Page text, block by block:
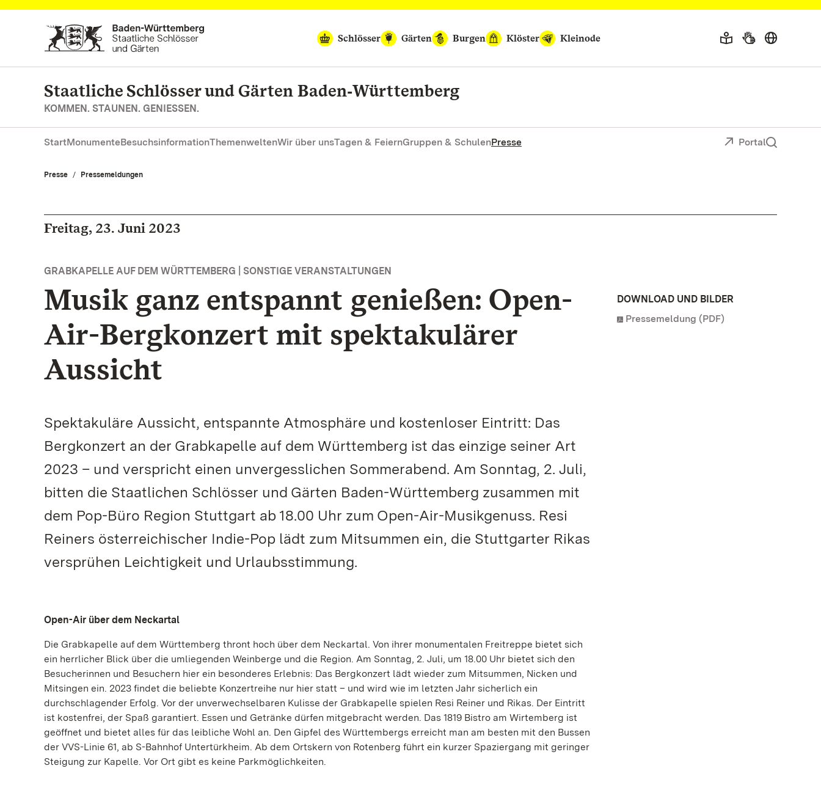
Zum Hauptinhalt springen
Schlösser
Gärten Burgen Klöster Kleinode
Staatliche Schlösser und Gärten Baden‑Württemberg
KOMMEN. STAUNEN. GENIESSEN.
StartMonumenteBesuchsinformationThemenweltenWir über unsTagen & FeiernGruppen & SchulenPresse Portal
Presse Pressemeldungen
Freitag, 23. Juni 2023
GRABKAPELLE AUF DEM WÜRTTEMBERG | SONSTIGE VERANSTALTUNGEN
Musik ganz entspannt genießen: Open-
Air-Bergkonzert mit spektakulärer
Aussicht
Spektakuläre Aussicht, entspannte Atmosphäre und kostenloser Eintritt: Das
Bergkonzert an der Grabkapelle auf dem Württemberg ist das einzige seiner Art
2023 – und verspricht einen unvergesslichen Sommerabend. Am Sonntag, 2. Juli,
bitten die Staatlichen Schlösser und Gärten Baden-Württemberg zusammen mit
dem Pop-Büro Region Stuttgart ab 18.00 Uhr zum Open-Air-Musikgenuss. Resi
Reiners österreichischer Indie-Pop lädt zum Mitsummen ein, die Stuttgarter Rikas
versprühen Leichtigkeit und Urlaubsstimmung.
Open-Air über dem Neckartal
Die Grabkapelle auf dem Württemberg thront hoch über dem Neckartal. Von ihrer monumentalen Freitreppe bietet sich
ein herrlicher Blick über die umliegenden Weinberge und die Region. Am Sonntag, 2. Juli, um 18.00 Uhr bietet sich den
Besucherinnen und Besuchern hier ein besonderes Erlebnis: Das Bergkonzert lädt wieder zum Mitsummen, Nicken und
Mitsingen ein. 2023 findet die beliebte Konzertreihe nur hier statt – und wird wie im letzten Jahr sicherlich ein
durchschlagender Erfolg. Vor der unverwechselbaren Kulisse der Grabkapelle spielen Resi Reiner und Rikas. Der Eintritt
ist kostenfrei, der Spaß garantiert. Essen und Getränke dürfen mitgebracht werden. Das 1819 Bistro am Wirtemberg ist
geöffnet und bietet alles für das leibliche Wohl an. Den Gipfel des Württembergs erreicht man am besten mit den Bussen
der VVS-Linie 61, ab S-Bahnhof Untertürkheim. Ab dem Ortskern von Rotenberg führt ein kurzer Spaziergang mit geringer
Steigung zur Kapelle. Vor Ort gibt es keine Parkmöglichkeiten.
DOWNLOAD UND BILDER
Pressemeldung (PDF)